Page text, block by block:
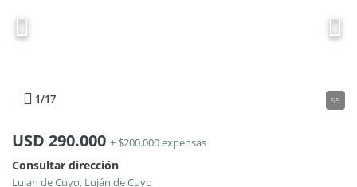
1/17 55
USD 290.000 + $200.000 expensas
Consultar dirección
Lujan de Cuyo, Luján de Cuyo